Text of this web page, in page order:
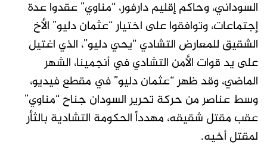
السوداني، وحاكم إقليم دارفور، “مناوي” عقدوا عدة
إجتماعات، وتوافقوا على اختيار “عثمان دليو” الأخ
الشقيق للمعارض التشادي “يحي دليو”، الذي اغتيل
على يد قوات الأمن التشادي في أنجمينا، الشهر
الماضي، وقد ظهر “عثمان دليو” في مقطع فيديو،
وسط عناصر من حركة تحرير السودان جناح “مناوي”
عقب مقتل شقيقه، مهدداً الحكومة التشادية بالثأر
لمقتل أخيه.